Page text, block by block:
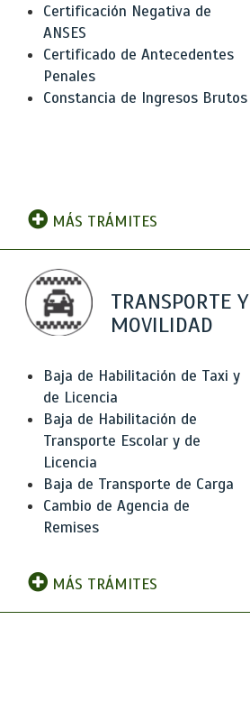
Certificación Negativa de
ANSES
Certificado de Antecedentes
Penales
Constancia de Ingresos Brutos
MÁS TRÁMITES
TRANSPORTE Y
MOVILIDAD
Baja de Habilitación de Taxi y
de Licencia
Baja de Habilitación de
Transporte Escolar y de
Licencia
Baja de Transporte de Carga
Cambio de Agencia de
Remises
MÁS TRÁMITES